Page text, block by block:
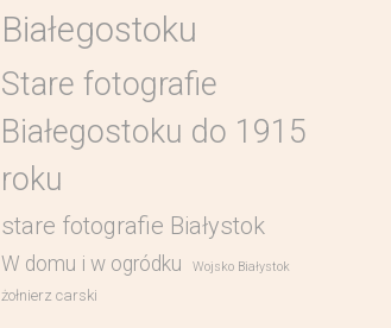
Białegostoku
Stare fotografie
Białegostoku do 1915
roku
stare fotografie Białystok
W domu i w ogródku Wojsko Białystok
żołnierz carski